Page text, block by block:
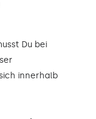
Du bei
innerhalb